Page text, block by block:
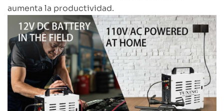
aumenta la productividad.